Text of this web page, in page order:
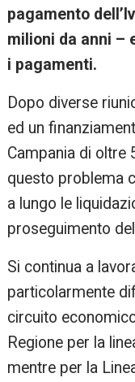
pagamento
milioni da anni –
i pagamenti.
Dopo diverse
ed un
Campania di oltre
questo problema
a lungo le
proseguimento
Si continua a
particolarmente
circuito
Regione per la
mentre per la